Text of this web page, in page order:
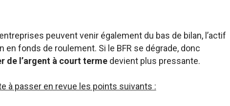
peuvent venir également du bas de bilan, l’actif
fonds de roulement. Si le BFR se dégrade, donc
de l’argent à court termedevient plus pressante.
à passer en revue les points suivants :